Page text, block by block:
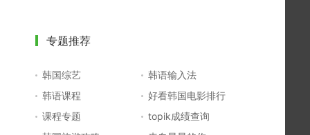
专题推荐
韩国综艺
韩语输入法
韩语课程
好看韩国电影排行
课程专题
topik成绩查询